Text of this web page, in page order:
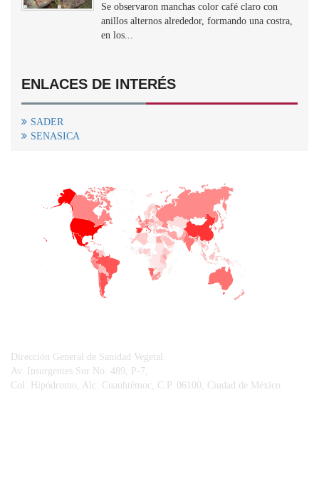
Se observaron manchas color café claro con
anillos alternos alrededor, formando una costra,
en los...
ENLACES DE INTERÉS
SADER
SENASICA
Dirección General de Sanidad Vegetal.
Av. Insurgentes Sur No. 489, P-7,
Col. Hipódromo, Alc. Cuauhtémoc, C.P. 06100, Ciudad de México